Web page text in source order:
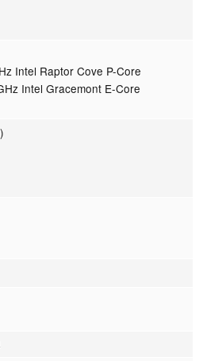
Intel Raptor Cove P-Core
Intel Gracemont E-Core